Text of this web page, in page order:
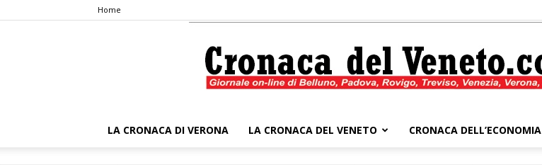
Home
LA CRONACA DI VERONA LA CRONACA DEL VENETO CRONACA DELL’ECONOMIA